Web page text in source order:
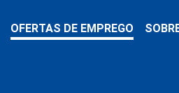
OFERTAS DE EMPREGO